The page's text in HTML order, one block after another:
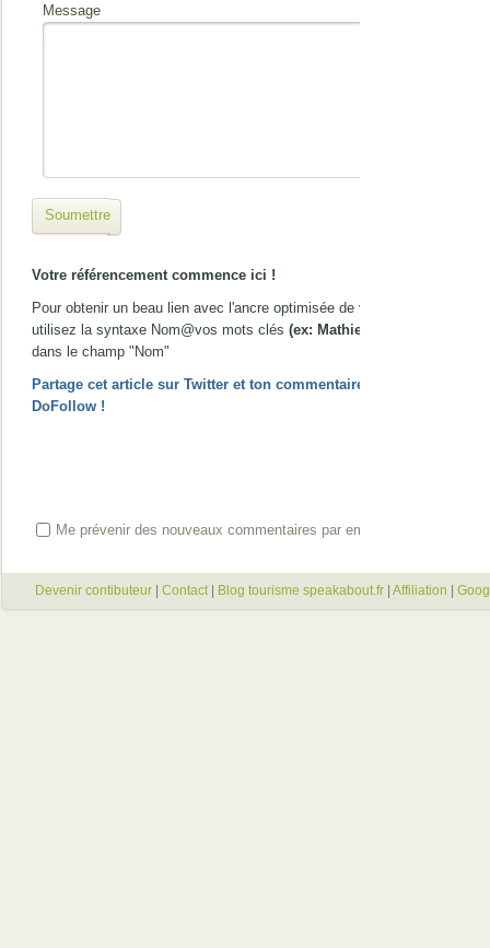
Message
Soumettre
Votre référencement commence ici !
Pour obtenir un beau lien avec l'ancre optimisée de votre choix,
utilisez la syntaxe Nom@vos mots clés (ex: Mathieu@gîte Nice)
dans le champ "Nom"
Partage cet article sur Twitter et ton commentaire passera en
DoFollow !
Me prévenir des nouveaux commentaires par email
Devenir contibuteur | Contact | Blog tourisme speakabout.fr | Affiliation |